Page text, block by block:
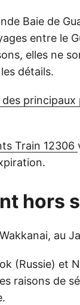
Baie de
entre le
elles ne
détails.
principaux
Train 12306
hors
au
(Russie) et
raisons de